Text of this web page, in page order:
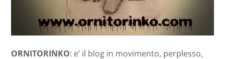
ORNITORINKO: e’ il blog in movimento, perplesso,